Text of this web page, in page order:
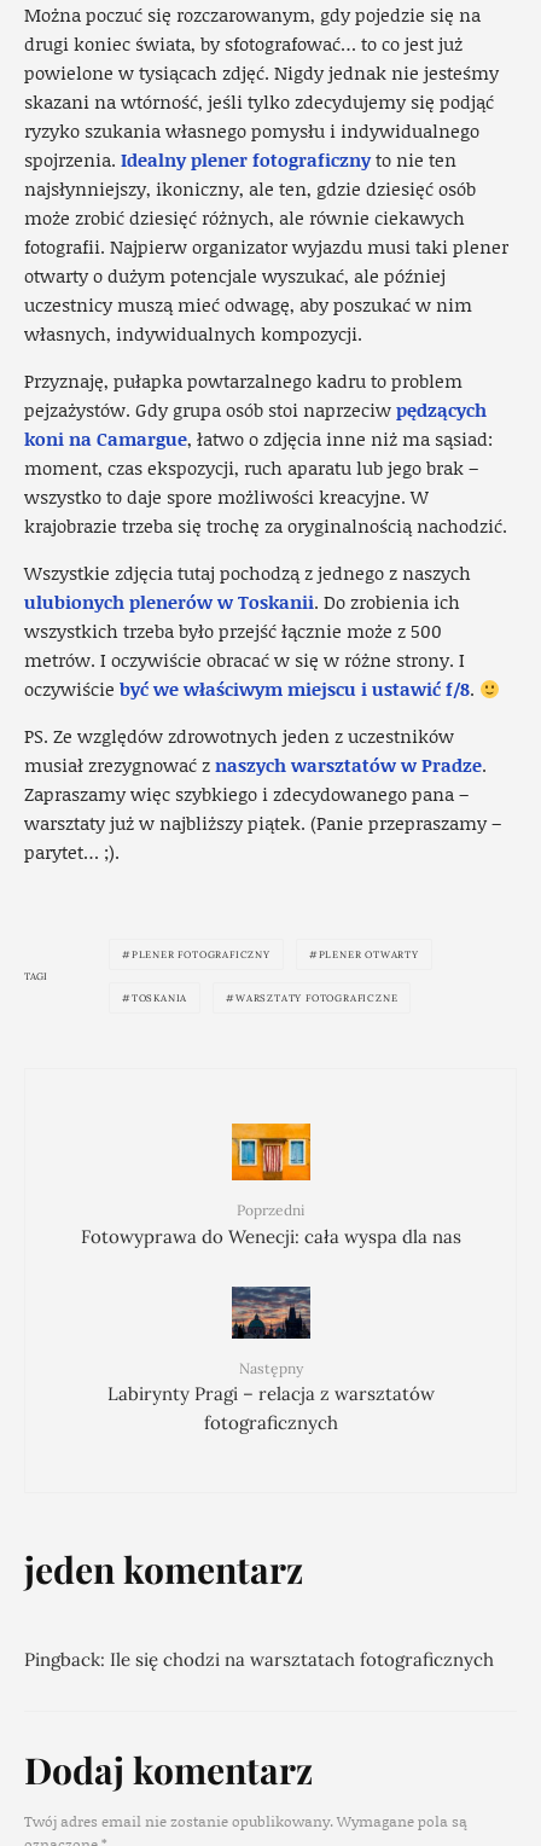
Można poczuć się rozczarowanym, gdy pojedzie się na
drugi koniec świata, by sfotografować… to co jest już
powielone w tysiącach zdjęć. Nigdy jednak nie jesteśmy
skazani na wtórność, jeśli tylko zdecydujemy się podjąć
ryzyko szukania własnego pomysłu i indywidualnego
spojrzenia. Idealny plener fotograficznyto nie ten
najsłynniejszy, ikoniczny, ale ten, gdzie dziesięć osób
może zrobić dziesięć różnych, ale równie ciekawych
fotografii. Najpierw organizator wyjazdu musi taki plener
otwarty o dużym potencjale wyszukać, ale później
uczestnicy muszą mieć odwagę, aby poszukać w nim
własnych, indywidualnych kompozycji.
Przyznaję, pułapka powtarzalnego kadru to problem
pejzażystów. Gdy grupa osób stoi naprzeciwpędzących
koni na Camargue, łatwo o zdjęcia inne niż ma sąsiad:
moment, czas ekspozycji, ruch aparatu lub jego brak –
wszystko to daje spore możliwości kreacyjne. W
krajobrazie trzeba się trochę za oryginalnością nachodzić.
Wszystkie zdjęcia tutaj pochodzą z jednego z naszych
ulubionych plenerów w Toskanii. Do zrobienia ich
wszystkich trzeba było przejść łącznie może z 500
metrów. I oczywiście obracać w się w różne strony. I
oczywiście być we właściwym miejscu i ustawić f/8.
PS. Ze względów zdrowotnych jeden z uczestników
musiał zrezygnować znaszych warsztatów w Pradze.
Zapraszamy więc szybkiego i zdecydowanego pana –
warsztaty już w najbliższy piątek. (Panie przepraszamy –
parytet… ;).
TAGI
PLENER FOTOGRAFICZNY PLENER OTWARTY
TOSKANIA WARSZTATY FOTOGRAFICZNE
Poprzedni
Fotowyprawa do Wenecji: cała wyspa dla nas
Następny
Labirynty Pragi – relacja z warsztatów
fotograficznych
jeden komentarz
Pingback: Ile się chodzi na warsztatach fotograficznych
Dodaj komentarz
Twój adres email nie zostanie opublikowany.Wymagane pola są